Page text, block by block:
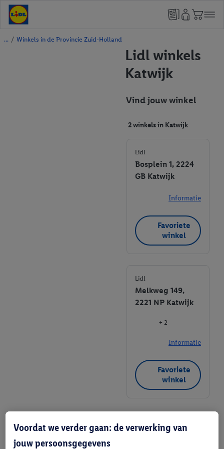
/ Winkels in de Provincie Zuid-Holland
Lidl winkels
Katwijk
Vind jouw winkel
2 winkels in Katwijk
Lidl
Bosplein 1, 2224
GB Katwijk
Informatie
Favoriete
winkel
Lidl
Melkweg 149,
2221 NP Katwijk
+ 2
Informatie
Favoriete
winkel
Voordat we verder gaan: de verwerking van
jouw persoonsgegevens